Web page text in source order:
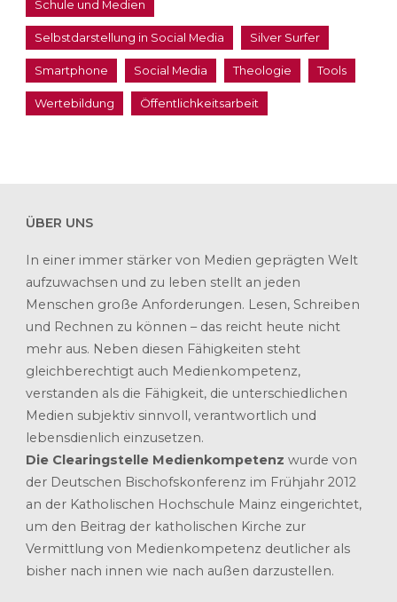
Schule und Medien
Selbstdarstellung in Social Media Silver Surfer
Smartphone Social Media Theologie Tools
Wertebildung Öffentlichkeitsarbeit
ÜBER UNS
In einer immer stärker von Medien geprägten Welt
aufzuwachsen und zu leben stellt an jeden
Menschen große Anforderungen. Lesen, Schreiben
und Rechnen zu können – das reicht heute nicht
mehr aus. Neben diesen Fähigkeiten steht
gleichberechtigt auch Medienkompetenz,
verstanden als die Fähigkeit, die unterschiedlichen
Medien subjektiv sinnvoll, verantwortlich und
lebensdienlich einzusetzen.
Die Clearingstelle Medienkompetenz wurde von
der Deutschen Bischofskonferenz im Frühjahr 2012
an der Katholischen Hochschule Mainz eingerichtet,
um den Beitrag der katholischen Kirche zur
Vermittlung von Medienkompetenz deutlicher als
bisher nach innen wie nach außen darzustellen.